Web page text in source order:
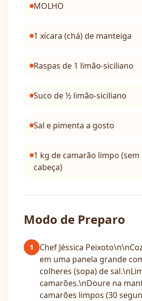
MOLHO
1 xícara (chá) de manteiga
Raspas de 1 limão-siciliano
Suco de ½ limão-siciliano
Sal e pimenta a gosto
1 kg de camarão limpo (sem
cabeça)
Modo de Preparo
1
Chef Jéssica
em uma panela grande
colheres (sopa) de
camarões.\nDoure na
camarões limpos (30